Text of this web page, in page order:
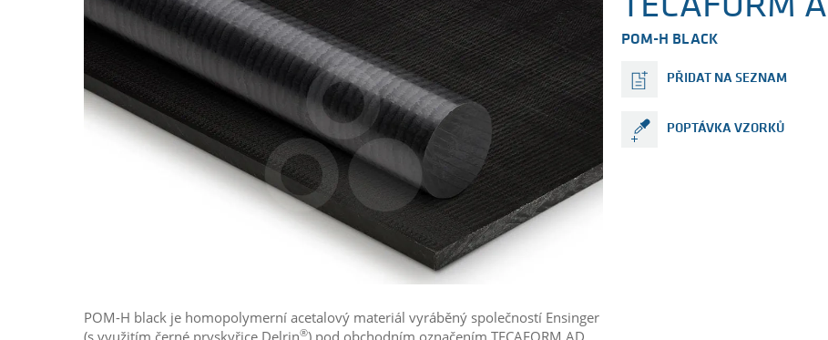
TECAFORM
POM-H BLACK
PŘIDAT NA SEZNAM
POPTÁVKA VZORKŮ
POM-H black je homopolymerní acetalový materiál vyráběný společností Ensinger
(s využitím černé pryskyřice Delrin®) pod obchodním označením TECAFORM AD